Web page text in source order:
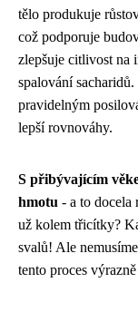
tělo produkuje
což podporuje
zlepšuje citlivost na
spalování
pravidelným
lepší rovnováhy.
S přibývajícím
hmotu - a to docela
už kolem třicítky?
svalů! Ale
tento proces